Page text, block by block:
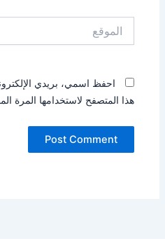
احفظ اسمي، بريدي
هذا المتصفح لاستخدامها المرة